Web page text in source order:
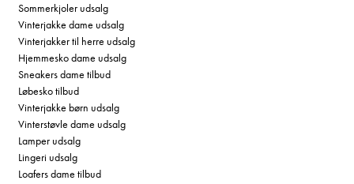
Sommerkjoler udsalg
Vinterjakke dame udsalg
Vinterjakker til herre udsalg
Hjemmesko dame udsalg
Sneakers dame tilbud
Løbesko tilbud
Vinterjakke børn udsalg
Vinterstøvle dame udsalg
Lamper udsalg
Lingeri udsalg
Loafers dame tilbud